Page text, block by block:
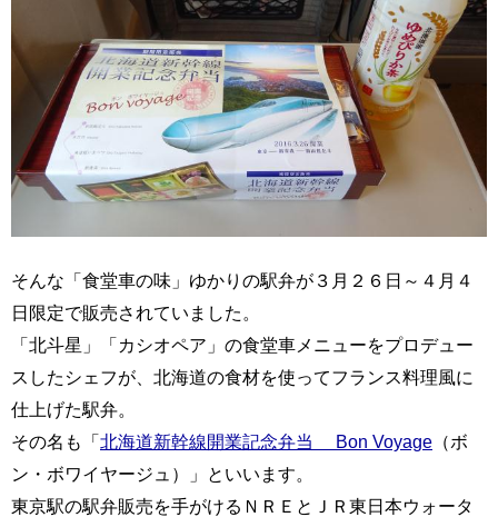
そんな「食堂車の味」ゆかりの駅弁が３月２６日～４月４
日限定で販売されていました。
「北斗星」「カシオペア」の食堂車メニューをプロデュー
スしたシェフが、北海道の食材を使ってフランス料理風に
仕上げた駅弁。
その名も「北海道新幹線開業記念弁当 Bon Voyage （ボ
ン・ボワイヤージュ）」といいます。
東京駅の駅弁販売を手がけるＮＲＥとＪＲ東日本ウォータ